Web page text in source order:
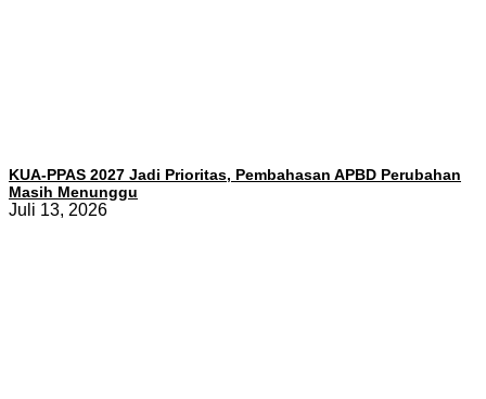
KUA-PPAS 2027 Jadi Prioritas, Pembahasan APBD Perubahan
Masih Menunggu
Juli 13, 2026